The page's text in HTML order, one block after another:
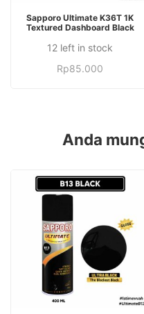
TAMBAH KE KERANJANG
Sapporo Ultimate K36T 1K
Textured Dashboard Black
12 left in stock
Rp85.000
Anda